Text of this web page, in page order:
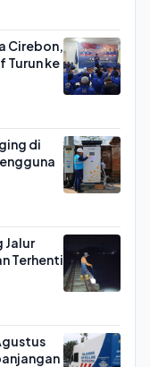
Cirebon,
Turun ke
di
Jalur
Terhenti